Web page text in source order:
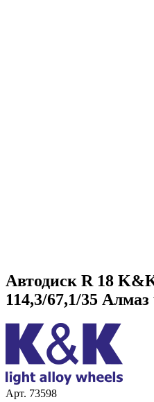
Автодиск R 18
114,3/67,1/35
Арт. 73598